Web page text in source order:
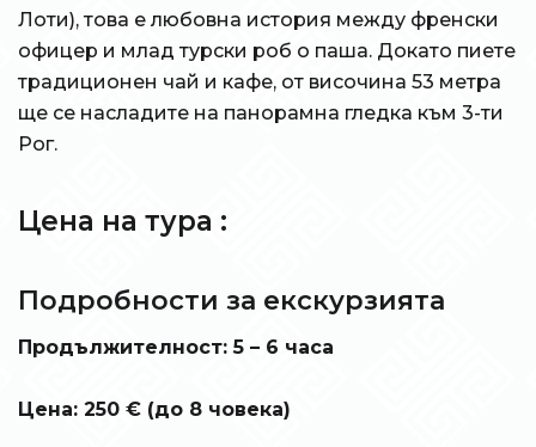
Лоти), това е любовна история между френски
офицер и млад турски роб о паша. Докато пиете
традиционен чай и кафе, от височина 53 метра
ще се насладите на панорамна гледка към 3-ти
Рог.
Цена на тура :
Подробности за екскурзията
Продължителност: 5 – 6 часа
Цена: 250 € (до 8 човека)